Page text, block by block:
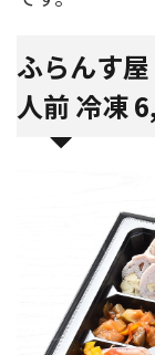
ふらんす
人前 冷凍